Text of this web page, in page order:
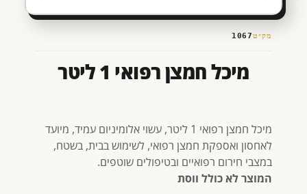
מק״ט1067
מיכל חמצן רפואי 1 ליטר
מיכל חמצן רפואי 1 ליטר, עשוי אלומיניום עמיד, מיועד
לאחסון ואספקת חמצן רפואי, לשימוש בבית, בשטח,
במצבי חירום רפואיים ובטיפולים שוטפים.
המוצר לא כולל ווסת